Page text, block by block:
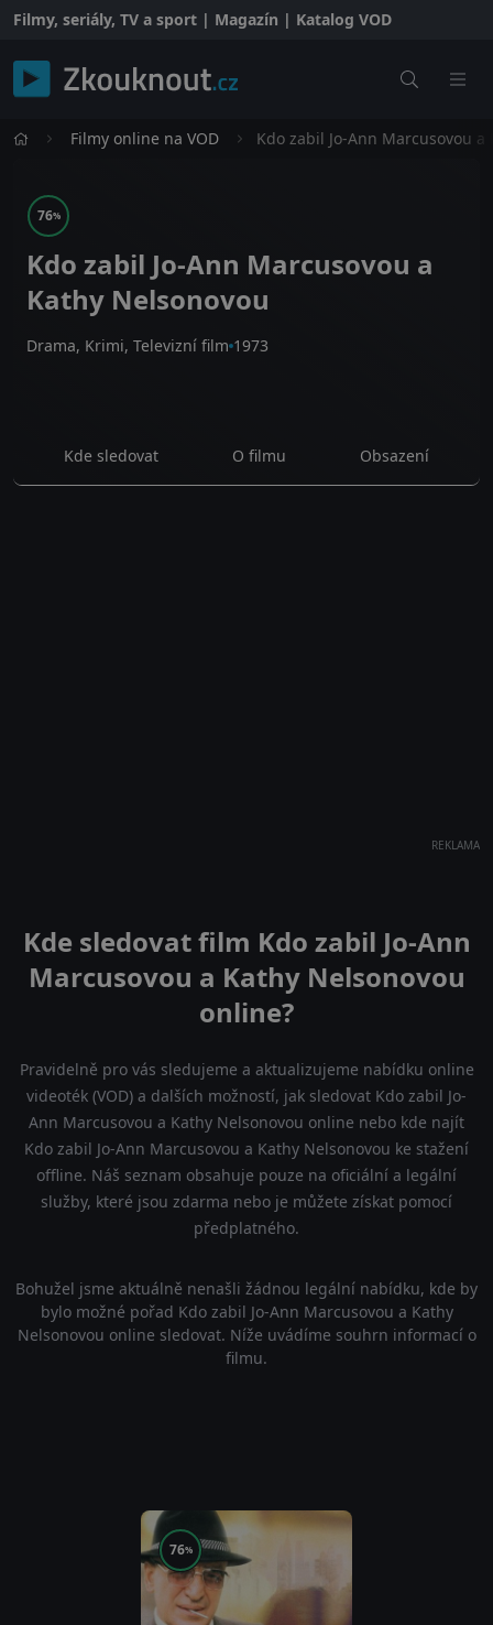
Filmy, seriály, TV a sport | Magazín | Katalog VOD
Filmy online na VOD Kdo zabil Jo-Ann Marcusovou
76%
Kdo zabil Jo-Ann Marcusovou a
Kathy Nelsonovou
Drama, Krimi, Televizní film 1973
Kde sledovat O filmu Obsazení
REKLAMA
Kde sledovat film Kdo zabil Jo-Ann
Marcusovou a Kathy Nelsonovou
online?
Pravidelně pro vás sledujeme a aktualizujeme nabídku online
videoték (VOD) a dalších možností, jak sledovat Kdo zabil Jo-
Ann Marcusovou a Kathy Nelsonovou online nebo kde najít
Kdo zabil Jo-Ann Marcusovou a Kathy Nelsonovou ke stažení
offline. Náš seznam obsahuje pouze na oficiální a legální
služby, které jsou zdarma nebo je můžete získat pomocí
předplatného.
Bohužel jsme aktuálně nenašli žádnou legální nabídku, kde by
bylo možné pořad Kdo zabil Jo-Ann Marcusovou a Kathy
Nelsonovou online sledovat. Níže uvádíme souhrn informací o
filmu.
76%